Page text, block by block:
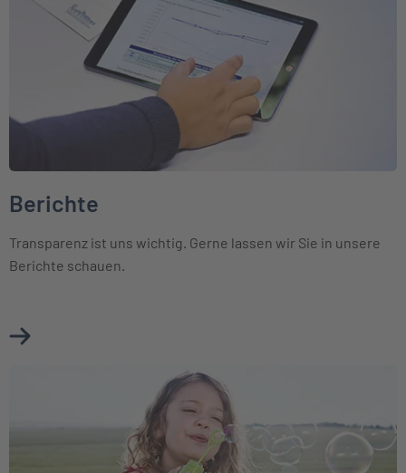
Berichte
Transparenz ist uns wichtig. Gerne lassen wir Sie in unsere
Berichte schauen.
Mehr über Berichte erfahren